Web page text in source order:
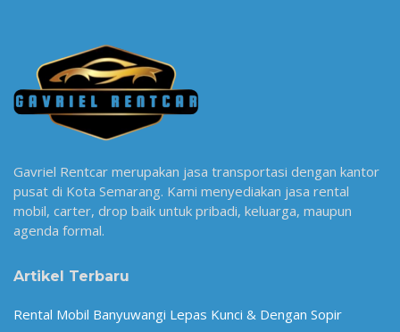
Gavriel Rentcar merupakan jasa transportasi dengan kantor
pusat di Kota Semarang. Kami menyediakan jasa rental
mobil, carter, drop baik untuk pribadi, keluarga, maupun
agenda formal.
Artikel Terbaru
Rental Mobil Banyuwangi Lepas Kunci & Dengan Sopir